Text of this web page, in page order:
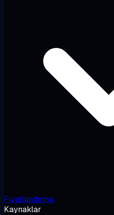
Fiyatlandırma
Kaynaklar